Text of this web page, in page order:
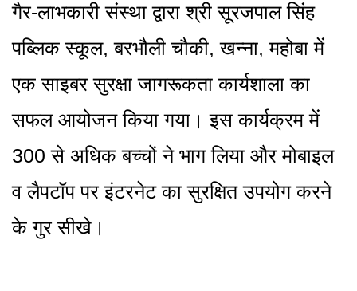
गैर-लाभकारी संस्था द्वारा श्री सूरजपाल सिंह
पब्लिक स्कूल, बरभौली चौकी, खन्ना, महोबा में
एक साइबर सुरक्षा जागरूकता कार्यशाला का
सफल आयोजन किया गया। इस कार्यक्रम में
300 से अधिक बच्चों ने भाग लिया और मोबाइल
व लैपटॉप पर इंटरनेट का सुरक्षित उपयोग करने
के गुर सीखे।